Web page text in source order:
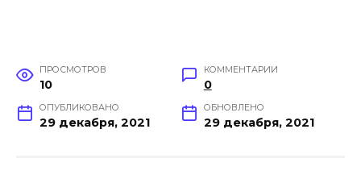
ПРОСМОТРОВ
10
КОММЕНТАРИИ
0
ОПУБЛИКОВАНО
29 декабря, 2021
ОБНОВЛЕНО
29 декабря, 2021